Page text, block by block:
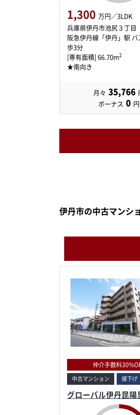
1,300 万円／3LDK
兵庫県伊丹市池尻３丁目
阪急伊丹線「伊丹」駅
歩3分
[専有面積] 66.70m2
★南向き
月々 35,766
ボーナス 0 円
伊丹市の中古マンシ
仲介手数料
中古マンション 値下げ
グローバル伊丹昆陽